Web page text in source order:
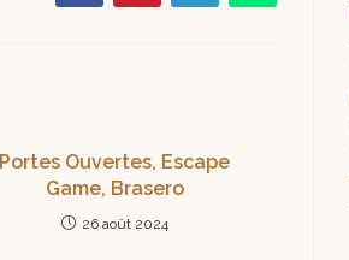
Portes Ouvertes, Escape
Game, Brasero
26 août 2024